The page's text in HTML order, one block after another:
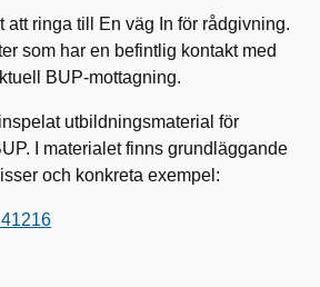
att ringa till En väg In för rådgivning.
som har en befintlig kontakt med
BUP-mottagning.
utbildningsmaterial för
I materialet finns grundläggande
och konkreta exempel: